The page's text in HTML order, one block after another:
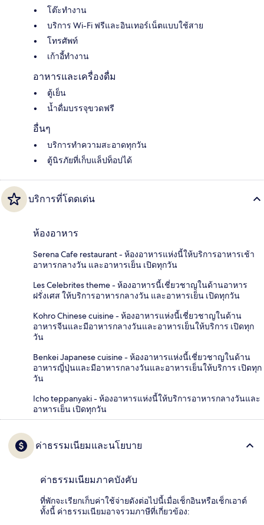
โต๊ะทำงาน
บริการ Wi-Fi ฟรีและอินเทอร์เน็ตแบบใช้สาย
โทรศัพท์
เก้าอี้ทำงาน
อาหารและเครื่องดื่ม
ตู้เย็น
น้ำดื่มบรรจุขวดฟรี
อื่นๆ
บริการทำความสะอาดทุกวัน
ตู้นิรภัยที่เก็บแล็ปท็อปได้
บริการที่โดดเด่น
ห้องอาหาร
Serena Cafe restaurant - ห้องอาหารแห่งนี้ให้บริการอาหารเช้า
อาหารกลางวัน และอาหารเย็น เปิดทุกวัน
Les Celebrites theme - ห้องอาหารนี้เชี่ยวชาญในด้านอาหาร
ฝรั่งเศส ให้บริการอาหารกลางวัน และอาหารเย็น เปิดทุกวัน
Kohro Chinese cuisine - ห้องอาหารแห่งนี้เชี่ยวชาญในด้าน
อาหารจีนและมีอาหารกลางวันและอาหารเย็นให้บริการ เปิดทุก
วัน
Benkei Japanese cuisine - ห้องอาหารแห่งนี้เชี่ยวชาญในด้าน
อาหารญี่ปุ่นและมีอาหารกลางวันและอาหารเย็นให้บริการ เปิดทุก
วัน
Icho teppanyaki - ห้องอาหารแห่งนี้ให้บริการอาหารกลางวันและ
อาหารเย็น เปิดทุกวัน
ค่าธรรมเนียมและนโยบาย
ค่าธรรมเนียมภาคบังคับ
ที่พักจะเรียกเก็บค่าใช้จ่ายดังต่อไปนี้เมื่อเช็กอินหรือเช็กเอาต์
ทั้งนี้ ค่าธรรมเนียมอาจรวมภาษีที่เกี่ยวข้อง: